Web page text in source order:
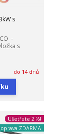
s
-
s
do 14 dnů
Ušetřete 2 %!
ZDARMA